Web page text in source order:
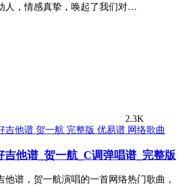
人，情感真挚，唤起了我们对…
2.3K
网络歌曲
吉他谱_贺一航_C调弹唱谱_完整版
他谱，贺一航演唱的一首网络热门歌曲，